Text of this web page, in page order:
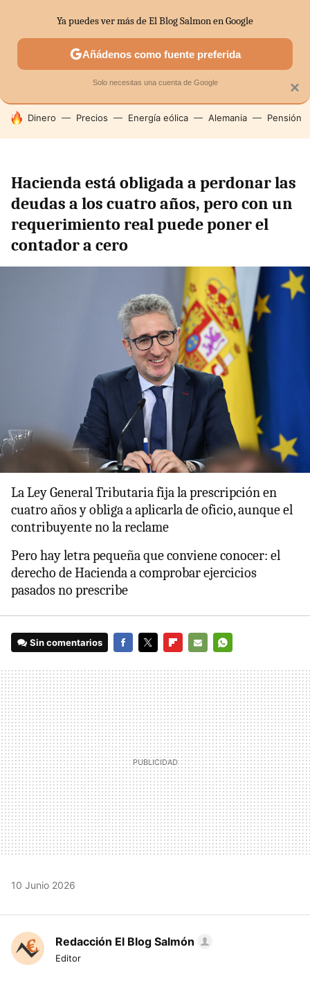
SECTORES ECONOMÍA DOMÉSTICA MERCADOS
HOY SE HABLA DE
Dinero Precios Energía eólica Alemania Pensión
Hacienda está obligada a perdonar las
deudas a los cuatro años, pero con un
requerimiento real puede poner el
contador a cero
La Ley General Tributaria fija la prescripción en
cuatro años y obliga a aplicarla de oficio, aunque el
contribuyente no la reclame
Pero hay letra pequeña que conviene conocer: el
derecho de Hacienda a comprobar ejercicios
pasados no prescribe
Sin comentarios
MAIL
10 Junio 2026
Redacción El Blog Salmón
Editor
×
Ya puedes ver más de El Blog Salmon en Google
Añádenos como fuente preferida
Solo necesitas una cuenta de Google